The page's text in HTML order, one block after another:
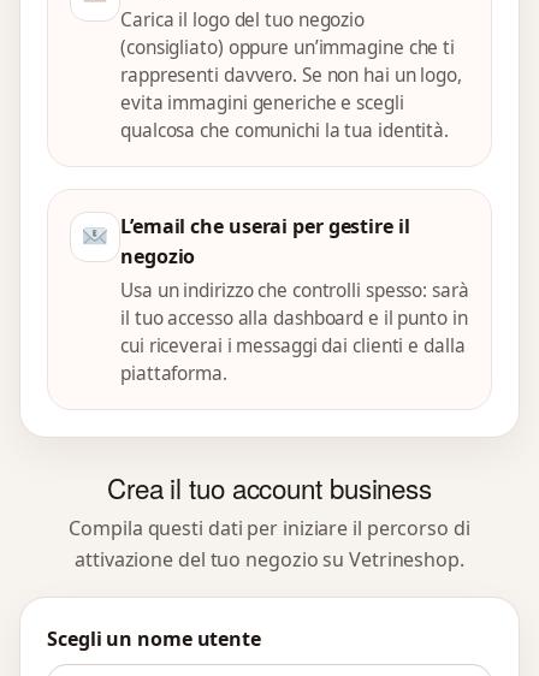
Carica il logo del tuo negozio
(consigliato) oppure un’immagine che ti
rappresenti davvero. Se non hai un logo,
evita immagini generiche e scegli
qualcosa che comunichi la tua identità.
L’email che userai per gestire il
negozio
Usa un indirizzo che controlli spesso: sarà
il tuo accesso alla dashboard e il punto in
cui riceverai i messaggi dai clienti e dalla
piattaforma.
Crea il tuo account business
Compila questi dati per iniziare il percorso di
attivazione del tuo negozio su Vetrineshop.
Scegli un nome utente